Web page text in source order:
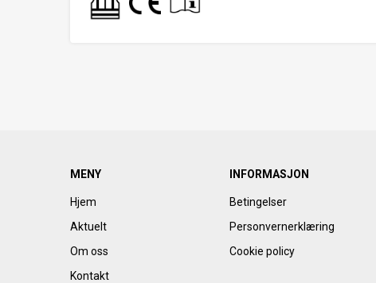
MENY
Hjem
Aktuelt
Om oss
Kontakt
INFORMASJON
Betingelser
Personvernerklæring
Cookie policy